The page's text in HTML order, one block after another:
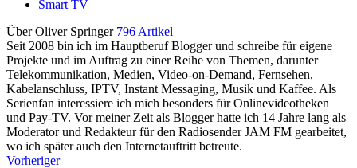
Smart TV
Über Oliver Springer 796 Artikel
Seit 2008 bin ich im Hauptberuf Blogger und schreibe für eigene
Projekte und im Auftrag zu einer Reihe von Themen, darunter
Telekommunikation, Medien, Video-on-Demand, Fernsehen,
Kabelanschluss, IPTV, Instant Messaging, Musik und Kaffee. Als
Serienfan interessiere ich mich besonders für Onlinevideotheken
und Pay-TV. Vor meiner Zeit als Blogger hatte ich 14 Jahre lang als
Moderator und Redakteur für den Radiosender JAM FM gearbeitet,
wo ich später auch den Internetauftritt betreute.
Vorheriger